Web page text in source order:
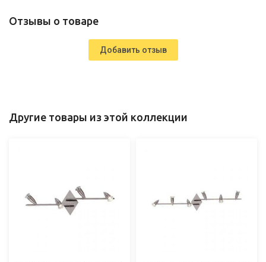
Отзывы о товаре
Добавить отзыв
Другие товары из этой коллекции